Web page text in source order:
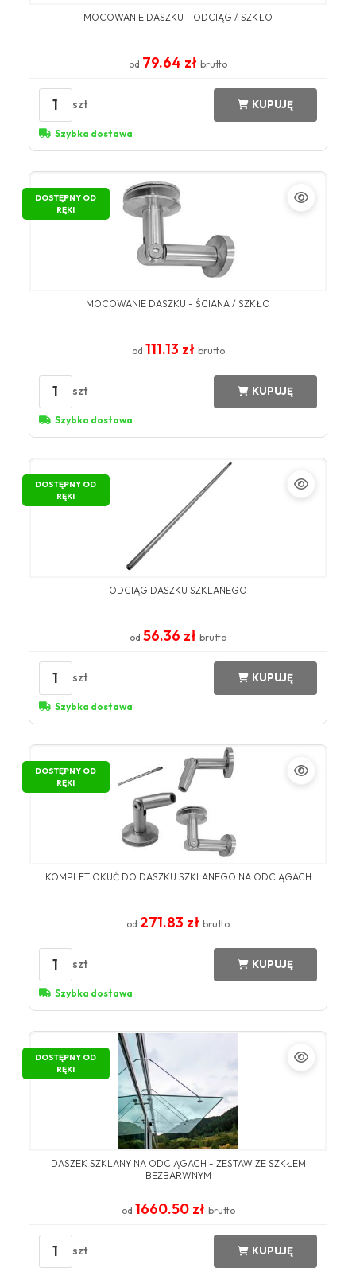
MOCOWANIE DASZKU - ODCIĄG / SZKŁO
od 79.64 zł brutto
1 szt KUPUJĘ
Szybka dostawa
DOSTĘPNY OD
RĘKI
MOCOWANIE DASZKU - ŚCIANA / SZKŁO
od 111.13 zł brutto
1 szt KUPUJĘ
Szybka dostawa
DOSTĘPNY OD
RĘKI
ODCIĄG DASZKU SZKLANEGO
od 56.36 zł brutto
1 szt KUPUJĘ
Szybka dostawa
DOSTĘPNY OD
RĘKI
KOMPLET OKUĆ DO DASZKU SZKLANEGO NA ODCIĄGACH
od 271.83 zł brutto
1 szt KUPUJĘ
Szybka dostawa
DOSTĘPNY OD
RĘKI
DASZEK SZKLANY NA ODCIĄGACH - ZESTAW ZE SZKŁEM
BEZBARWNYM
od 1660.50 zł brutto
1 szt KUPUJĘ